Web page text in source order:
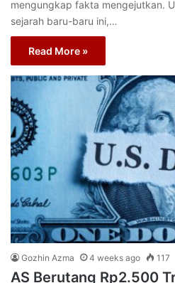
mengungkap fakta mengejutkan.
sejarah baru-baru ini,…
Read More »
Gozhin Azma 4 weeks ago 117
AS Berutang Rp2.500